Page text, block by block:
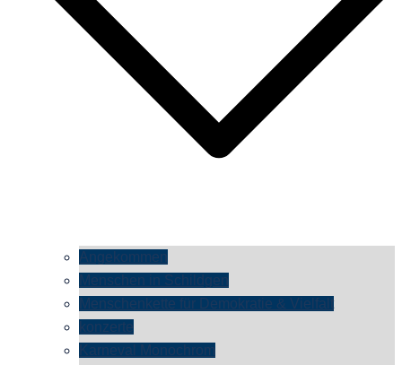
Angekommen
Menschen in Schildgen
Menschenkette für Demokratie & Vielfalt
konzerte
Karneval Monochrom